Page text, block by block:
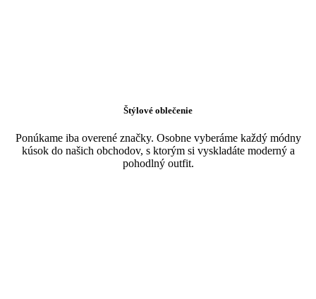
Štýlové oblečenie
Ponúkame iba overené značky. Osobne vyberáme každý módny
kúsok do našich obchodov, s ktorým si vyskladáte moderný a
pohodlný outfit.